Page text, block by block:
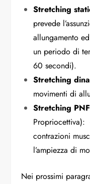
Stretching
prevede
allungamento
un periodo di
60 secondi).
Stretching
movimenti di
Stretching PNF
Propriocettiva):
contrazioni
l’ampiezza di
Nei prossimi